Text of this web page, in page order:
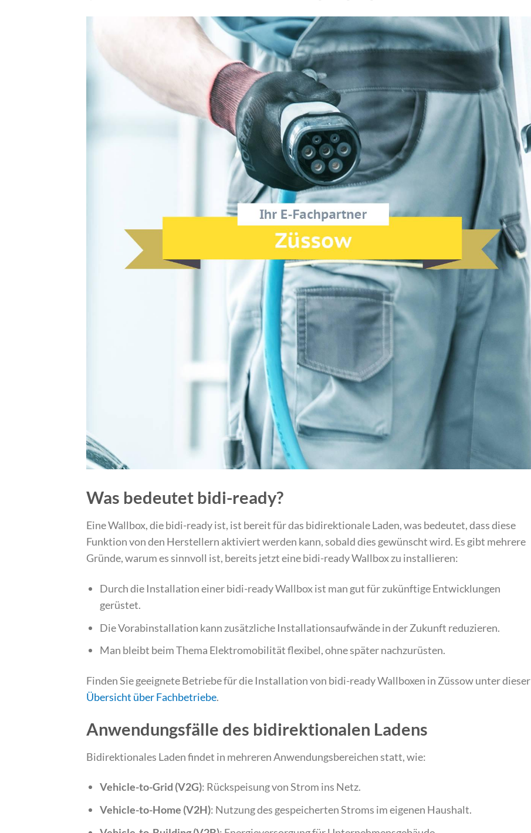
Was bedeutet bidi-ready?
Eine Wallbox, die bidi-ready ist, ist bereit für das bidirektionale Laden, was bedeutet, dass diese
Funktion von den Herstellern aktiviert werden kann, sobald dies gewünscht wird. Es gibt mehrere
Gründe, warum es sinnvoll ist, bereits jetzt eine bidi-ready Wallbox zu installieren:
Durch die Installation einer bidi-ready Wallbox ist man gut für zukünftige Entwicklungen
gerüstet.
Die Vorabinstallation kann zusätzliche Installationsaufwände in der Zukunft reduzieren.
Man bleibt beim Thema Elektromobilität flexibel, ohne später nachzurüsten.
Finden Sie geeignete Betriebe für die Installation von bidi-ready Wallboxen in Züssow unter dieser
Übersicht über Fachbetriebe.
Anwendungsfälle des bidirektionalen Ladens
Bidirektionales Laden findet in mehreren Anwendungsbereichen statt, wie:
Vehicle-to-Grid (V2G): Rückspeisung von Strom ins Netz.
Vehicle-to-Home (V2H): Nutzung des gespeicherten Stroms im eigenen Haushalt.